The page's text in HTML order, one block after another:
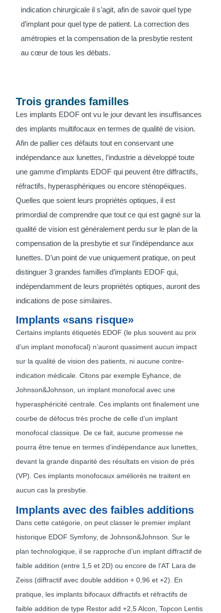
indication chirurgicale il s’agit, afin de savoir quel type
d’implant pour quel type de patient. La correction des
amétropies et la compensation de la presbytie restent
au cœur de tous les débats.
Trois grandes familles
Les implants EDOF ont vu le jour devant les insuffisances
des implants multifocaux en termes de qualité de vision.
Afin de pallier ces défauts tout en conservant une
indépendance aux lunettes, l’industrie a développé toute
une gamme d’implants EDOF qui peuvent être diffractifs,
réfractifs, hyperasphériques ou encore sténopéiques.
Quelles que soient leurs propriétés optiques, il est
primordial de comprendre que tout ce qui est gagné sur la
qualité de vision est généralement perdu sur le plan de la
compensation de la presbytie et sur l’indépendance aux
lunettes. D’un point de vue uniquement pratique, on peut
distinguer 3 grandes familles d’implants EDOF qui,
indépendamment de leurs propriétés optiques, auront des
indications de pose similaires.
Implants «sans risque»
Certains implants étiquetés EDOF (le plus souvent au prix
d’un implant monofocal) n’auront quasiment aucun impact
sur la qualité de vision des patients, ni aucune contre-
indication médicale. Citons par exemple Eyhance, de
Johnson&Johnson, un implant monofocal avec une
hyperasphéricité centrale. Ces implants ont finalement une
courbe de défocus très proche de celle d’un implant
monofocal classique. De ce fait, aucune promesse ne
pourra être tenue en termes d’indépendance aux lunettes,
devant la grande disparité des résultats en vision de près
(VP). Ces implants monofocaux améliorés ne traitent en
aucun cas la presbytie.
Implants avec des faibles additions
Dans cette catégorie, on peut classer le premier implant
historique EDOF Symfony, de Johnson&Johnson. Sur le
plan technologique, il se rapproche d’un implant diffractif de
faible addition (entre 1,5 et 2D) ou encore de l’AT Lara de
Zeiss (diffractif avec double addition + 0,96 et +2). En
pratique, les implants bifocaux diffractifs et réfractifs de
faible addition de type Restor add +2,5 Alcon, Topcon Lentis